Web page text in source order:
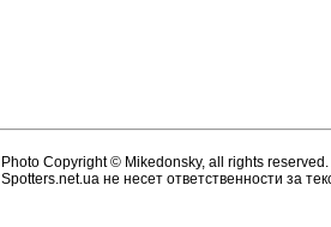
Photo Copyright © Mikedonsky, all rights reserved.
Spotters.net.ua не несет ответственности за